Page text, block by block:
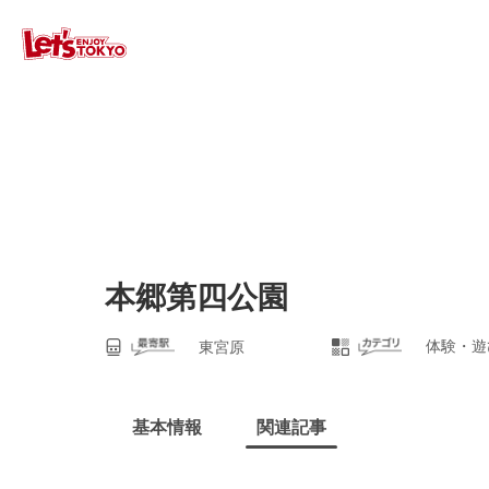
本郷第四公園
東宮原 体験・
基本情報 関連記事